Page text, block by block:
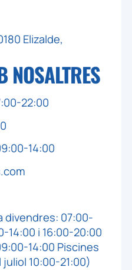
Elizalde,
NOSALTRES
22:00
14:00
divendres: 07:00-
14:00 i 16:00-20:00
14:00 Piscines
10:00-21:00)